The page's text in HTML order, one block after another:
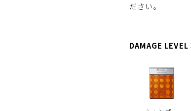
ださい。
DAMAGE LEVEL